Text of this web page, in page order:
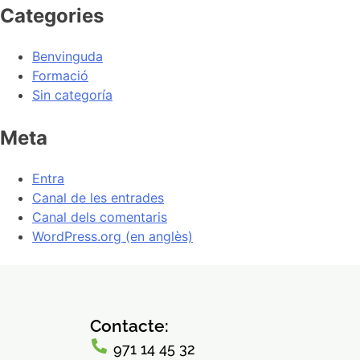
Categories
Benvinguda
Formació
Sin categoría
Meta
Entra
Canal de les entrades
Canal dels comentaris
WordPress.org (en anglès)
Contacte:
971 14 45 32